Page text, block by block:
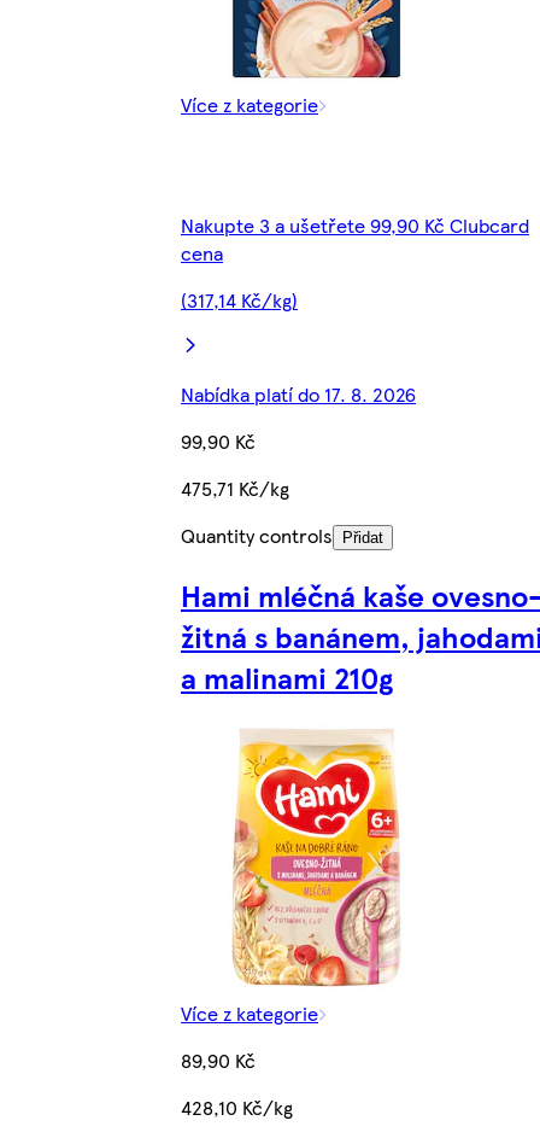
Více z kategorie
Nakupte 3 a ušetřete 99,90 Kč Clubcard
cena
(317,14 Kč/kg)
Nabídka platí do 17. 8. 2026
99,90 Kč
475,71 Kč/kg
Quantity controls
Přidat
Hami mléčná kaše
žitná s banánem,
a malinami 210g
Více z kategorie
89,90 Kč
428,10 Kč/kg